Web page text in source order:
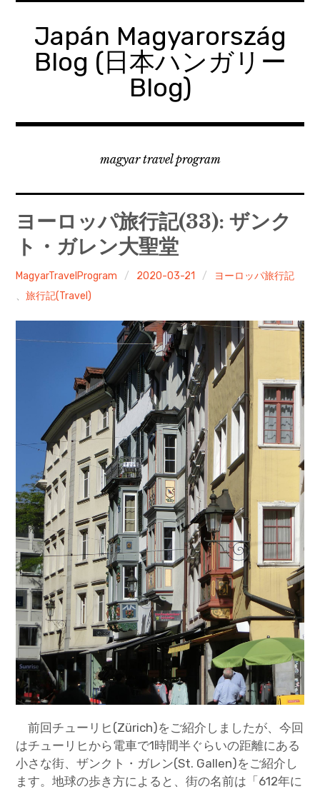
Japán Magyarország
Blog (日本ハンガリー
Blog)
magyar travel program
ヨーロッパ旅行記(33): ザンク
ト・ガレン大聖堂
MagyarTravelProgram 2020-03-21
ヨーロッパ旅行記
、旅行記(Travel)
前回チューリヒ(Zürich)をご紹介しましたが、今回
はチューリヒから電車で1時間半ぐらいの距離にある
小さな街、ザンクト・ガレン(St. Gallen)をご紹介し
ます。地球の歩き方によると、街の名前は「612年に